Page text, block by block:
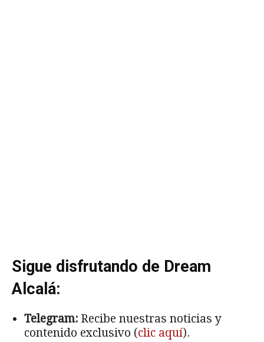
Sigue disfrutando de Dream
Alcalá:
Telegram: Recibe nuestras noticias y
contenido exclusivo (clic aquí).